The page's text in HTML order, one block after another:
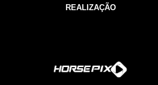
REALIZAÇÃO